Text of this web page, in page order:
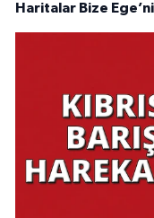
Haritalar Bize